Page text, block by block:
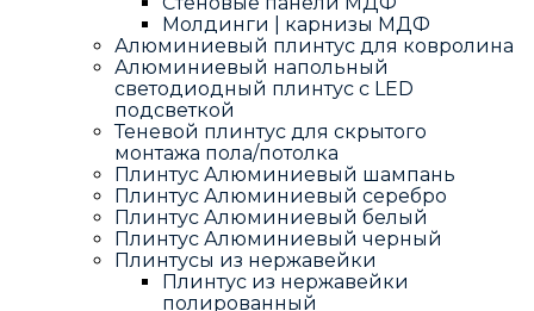
Молдинги | карнизы МДФ
Алюминиевый плинтус для ковролина
Алюминиевый напольный
светодиодный плинтус с LED
подсветкой
Теневой плинтус для скрытого
монтажа пола/потолка
Плинтус Алюминиевый шампань
Плинтус Алюминиевый серебро
Плинтус Алюминиевый белый
Плинтус Алюминиевый черный
Плинтусы из нержавейки
Плинтус из нержавейки
полированный